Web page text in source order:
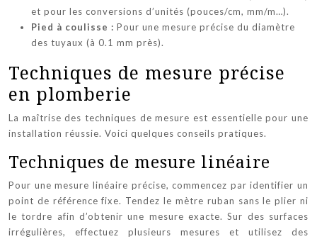
et pour les conversions d’unités (pouces/cm, mm/m…).
Pied à coulisse : Pour une mesure précise du diamètre
des tuyaux (à 0.1 mm près).
Techniques de mesure précise
en plomberie
La maîtrise des techniques de mesure est essentielle pour une
installation réussie. Voici quelques conseils pratiques.
Techniques de mesure linéaire
Pour une mesure linéaire précise, commencez par identifier un
point de référence fixe. Tendez le mètre ruban sans le plier ni
le tordre afin d’obtenir une mesure exacte. Sur des surfaces
irrégulières, effectuez plusieurs mesures et utilisez des